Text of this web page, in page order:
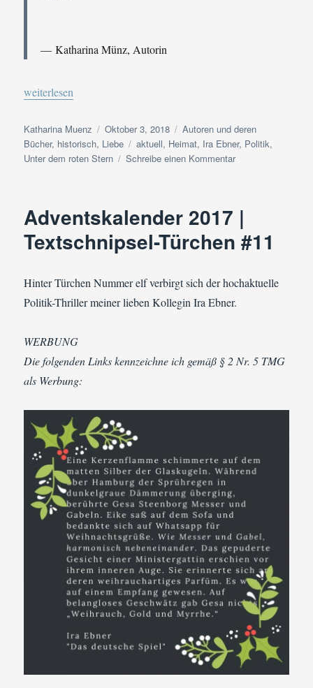
Katharina Münz, Autorin
„Buchvorstellung | Unter dem roten Stern Band 1 der Himmel-
weiterlesen
Autor
Katharina Muenz
Veröffentlicht
am
Oktober 3, 2018 Kategorien
Autoren und deren
Bücher, historisch, Liebe Schlagwörter
aktuell, Heimat, Ira Ebner, Politik,
Unter dem roten Stern
Schreibe einen Kommentarzu
roten
Stern
der
Himmel-
von
Adventskalender 2017 |
Textschnipsel-Türchen #11
Hinter Türchen Nummer elf verbirgt sich der hochaktuelle
Politik-Thriller meiner lieben Kollegin Ira Ebner.
WERBUNG
Die folgenden Links kennzeichne ich gemäß § 2 Nr. 5 TMG
als Werbung: